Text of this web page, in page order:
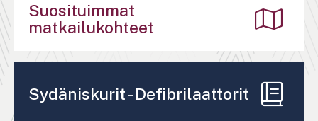
Suosituimmat
matkailukohteet
Sydäniskurit - Defibrilaattorit